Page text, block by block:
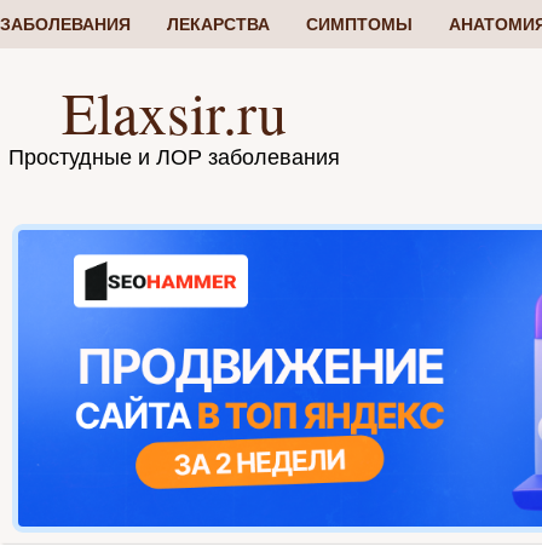
ЗАБОЛЕВАНИЯ ЛЕКАРСТВА СИМПТОМЫ
Elaxsir.ru
Простудные и ЛОР заболевания